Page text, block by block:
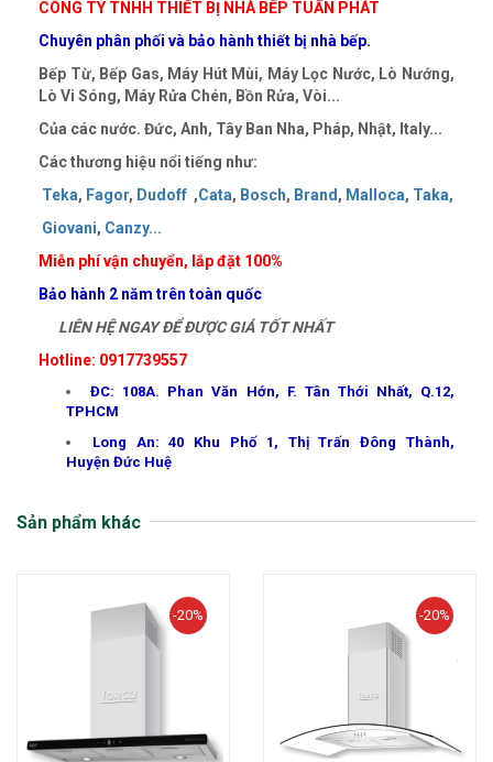
CÔNG TY TNHH THIẾT BỊ NHÀ BẾP TUẤN PHÁT
Chuyên phân phối và bảo hành thiết bị nhà bếp.
Bếp Từ, Bếp Gas, Máy Hút Mùi, Máy Lọc Nước, Lò Nướng,
Lò Vi Sóng, Máy Rửa Chén, Bồn Rửa, Vòi...
Của các nước. Đức, Anh, Tây Ban Nha, Pháp, Nhật, Italy...
Các thương hiệu nổi tiếng như:
Teka, Fagor, Dudoff ,Cata, Bosch, Brand, Malloca, Taka,
Giovani, Canzy...
Miễn phí vận chuyển, lắp đặt 100%
Bảo hành 2 năm trên toàn quốc
LIÊN HỆ NGAY ĐỂ ĐƯỢC GIÁ TỐT NHẤT
Hotline: 0917739557
ĐC: 108A. Phan Văn Hớn, F. Tân Thới Nhất, Q.12,
TPHCM
Long An: 40 Khu Phố 1, Thị Trấn Đông Thành,
Huyện Đức Huệ
Sản phẩm khác
-20% -20%